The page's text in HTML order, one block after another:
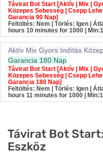
Távirat Bot Start [Aktív | Mix |
Közepes Sebesség | Csepp
Garancia 90 Nap]
Feltöltés: Nem | Törlés: Igen |
hours 10 minutes for 1000
|
Aktív Mix Gyors Indítás
Garancia 180 Nap
Távirat Bot Start [Aktív | Mix |
Közepes Sebesség | Csepp
Garancia 180 Nap]
Feltöltés: Nem | Törlés: Igen |
hours 11 minutes for 1000
|
Távirat Bot
Eszköz